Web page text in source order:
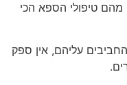
טיפולי הספא הכי
עליהם, אין ספק